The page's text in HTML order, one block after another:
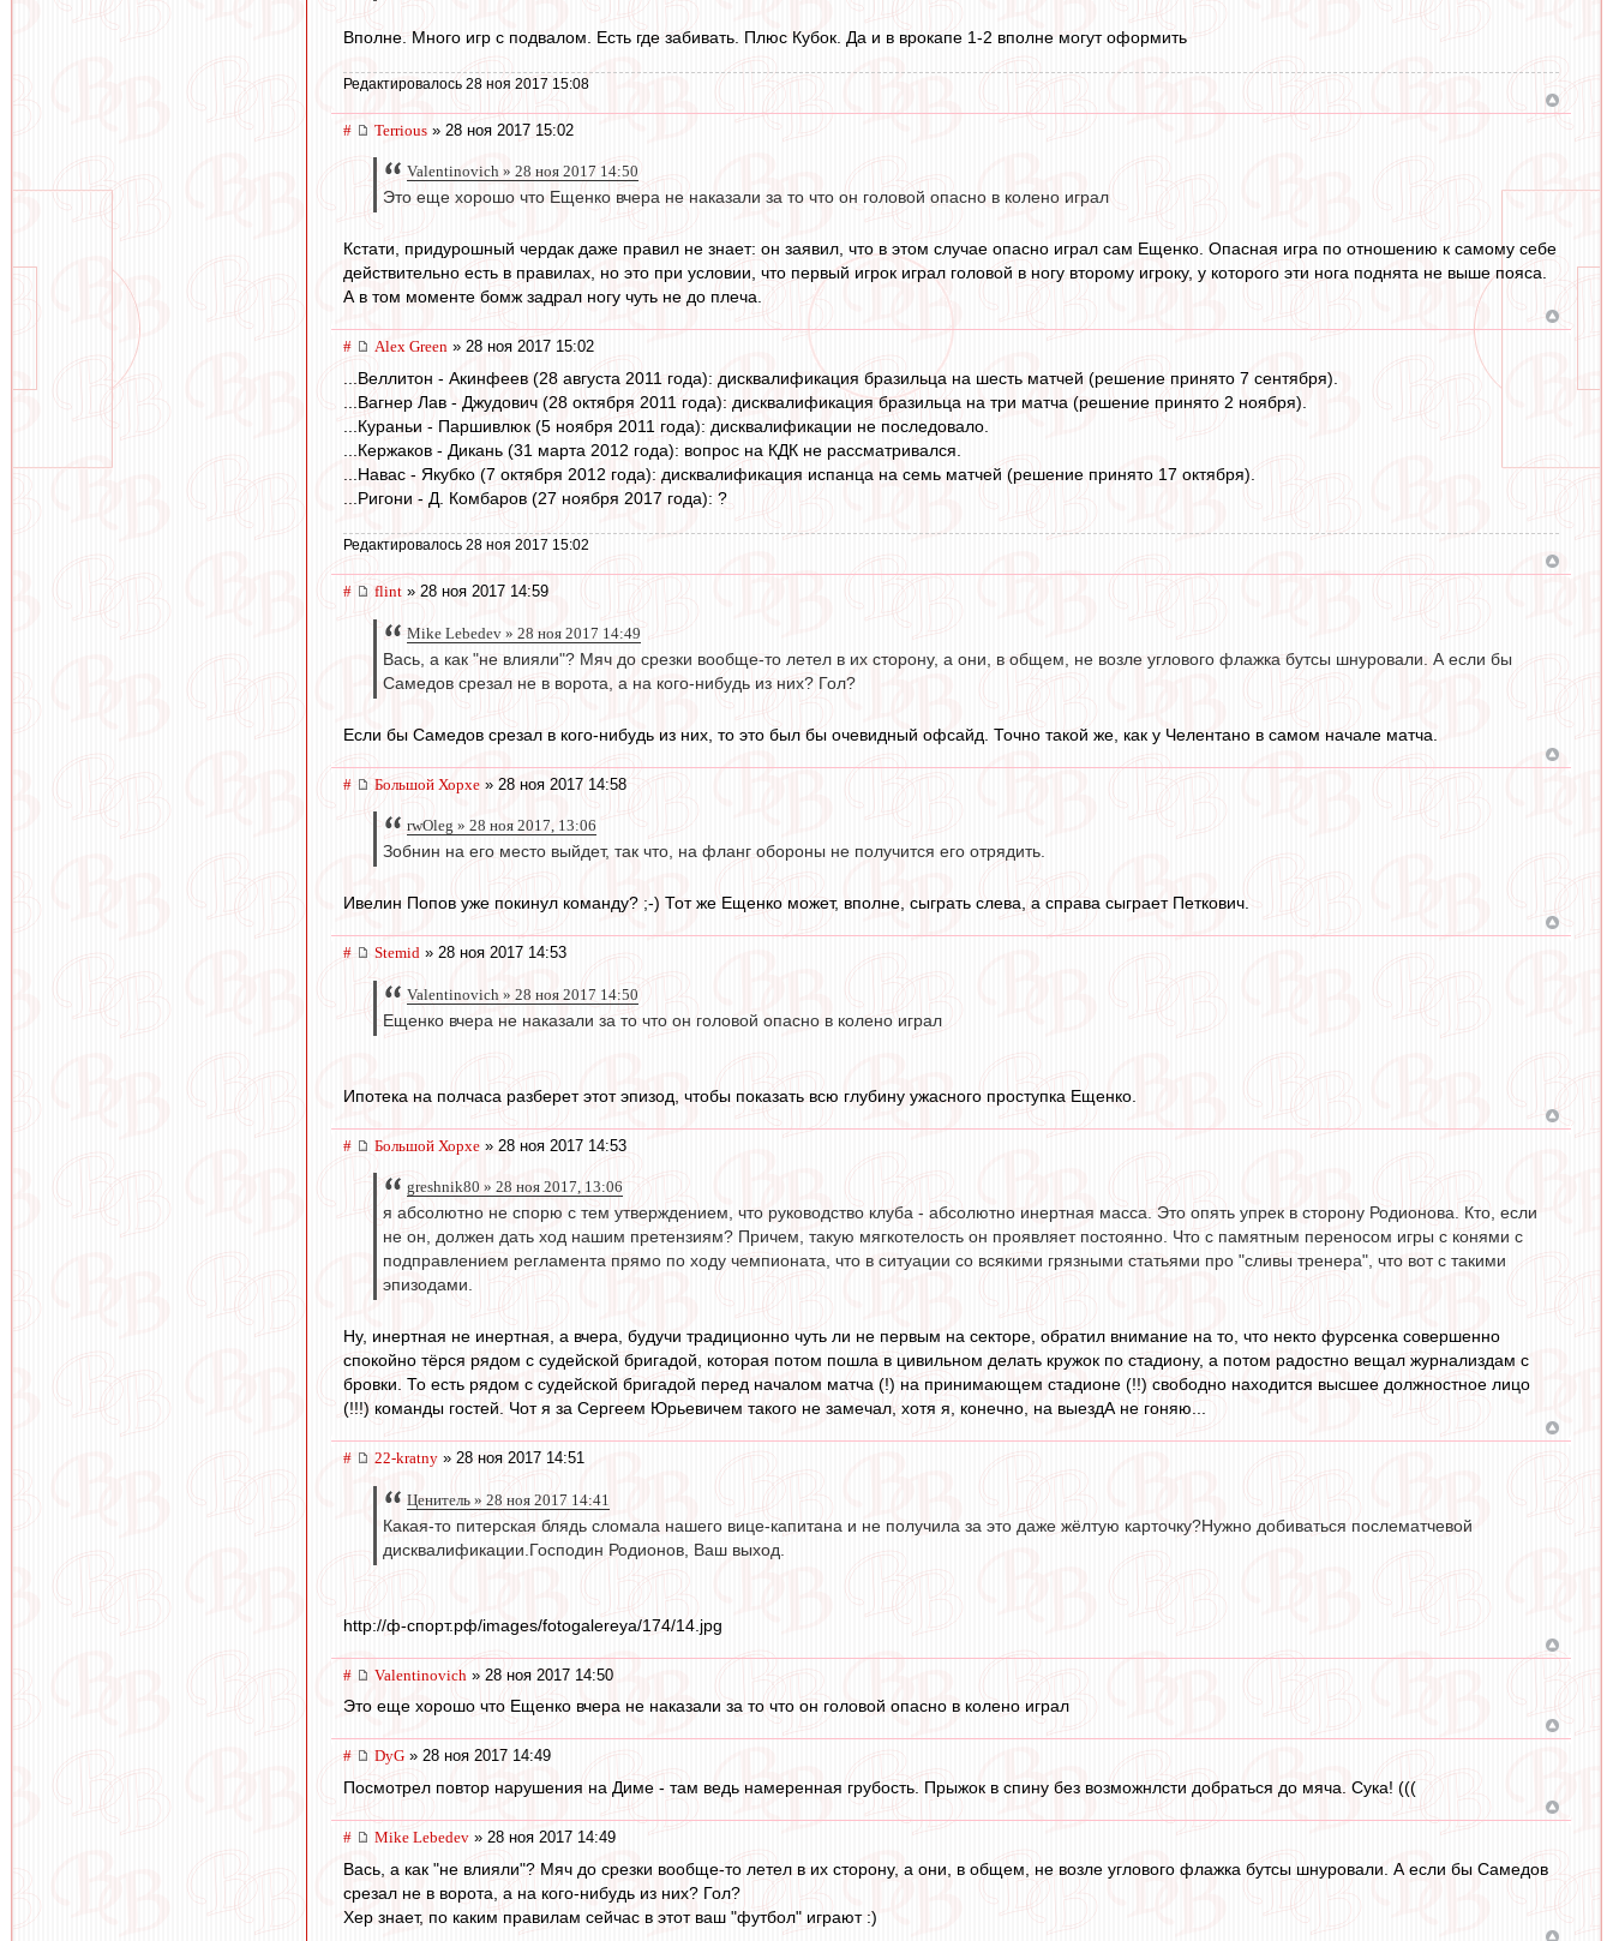
Вполне. Много игр с подвалом. Есть где забивать. Плюс Кубок. Да и в врокапе 1-2 вполне могут оформить
Редактировалось 28 ноя 2017 15:08
# Terrious » 28 ноя 2017 15:02
Valentinovich » 28 ноя 2017 14:50
Это еще хорошо что Ещенко вчера не наказали за то что он головой опасно в колено играл
Кстати, придурошный чердак даже правил не знает: он заявил, что в этом случае опасно играл сам Ещенко. Опасная игра по отношению к самому себе
действительно есть в правилах, но это при условии, что первый игрок играл головой в ногу второму игроку, у которого эти нога поднята не выше пояса.
А в том моменте бомж задрал ногу чуть не до плеча.
# Alex Green » 28 ноя 2017 15:02
...Веллитон - Акинфеев (28 августа 2011 года): дисквалификация бразильца на шесть матчей (решение принято 7 сентября).
...Вагнер Лав - Джудович (28 октября 2011 года): дисквалификация бразильца на три матча (решение принято 2 ноября).
...Кураньи - Паршивлюк (5 ноября 2011 года): дисквалификации не последовало.
...Кержаков - Дикань (31 марта 2012 года): вопрос на КДК не рассматривался.
...Навас - Якубко (7 октября 2012 года): дисквалификация испанца на семь матчей (решение принято 17 октября).
...Ригони - Д. Комбаров (27 ноября 2017 года): ?
Редактировалось 28 ноя 2017 15:02
# flint » 28 ноя 2017 14:59
Mike Lebedev » 28 ноя 2017 14:49
Вась, а как "не влияли"? Мяч до срезки вообще-то летел в их сторону, а они, в общем, не возле углового флажка бутсы шнуровали. А если бы
Самедов срезал не в ворота, а на кого-нибудь из них? Гол?
Если бы Самедов срезал в кого-нибудь из них, то это был бы очевидный офсайд. Точно такой же, как у Челентано в самом начале матча.
# Большой Хорхе » 28 ноя 2017 14:58
rwOleg » 28 ноя 2017, 13:06
Зобнин на его место выйдет, так что, на фланг обороны не получится его отрядить.
Ивелин Попов уже покинул команду? ;-) Тот же Ещенко может, вполне, сыграть слева, а справа сыграет Петкович.
# Stemid » 28 ноя 2017 14:53
Valentinovich » 28 ноя 2017 14:50
Ещенко вчера не наказали за то что он головой опасно в колено играл
Ипотека на полчаса разберет этот эпизод, чтобы показать всю глубину ужасного проступка Ещенко.
# Большой Хорхе » 28 ноя 2017 14:53
greshnik80 » 28 ноя 2017, 13:06
я абсолютно не спорю с тем утверждением, что руководство клуба - абсолютно инертная масса. Это опять упрек в сторону Родионова. Кто, если
не он, должен дать ход нашим претензиям? Причем, такую мягкотелость он проявляет постоянно. Что с памятным переносом игры с конями с
подправлением регламента прямо по ходу чемпионата, что в ситуации со всякими грязными статьями про "сливы тренера", что вот с такими
эпизодами.
Ну, инертная не инертная, а вчера, будучи традиционно чуть ли не первым на секторе, обратил внимание на то, что некто фурсенка совершенно
спокойно тёрся рядом с судейской бригадой, которая потом пошла в цивильном делать кружок по стадиону, а потом радостно вещал журнализдам с
бровки. То есть рядом с судейской бригадой перед началом матча (!) на принимающем стадионе (!!) свободно находится высшее должностное лицо
(!!!) команды гостей. Чот я за Сергеем Юрьевичем такого не замечал, хотя я, конечно, на выездА не гоняю...
# 22-kratny » 28 ноя 2017 14:51
Ценитель » 28 ноя 2017 14:41
Какая-то питерская блядь сломала нашего вице-капитана и не получила за это даже жёлтую карточку?Нужно добиваться послематчевой
дисквалификации.Господин Родионов, Ваш выход.
http://ф-спорт.рф/images/fotogalereya/174/14.jpg
# Valentinovich » 28 ноя 2017 14:50
Это еще хорошо что Ещенко вчера не наказали за то что он головой опасно в колено играл
# DyG » 28 ноя 2017 14:49
Посмотрел повтор нарушения на Диме - там ведь намеренная грубость. Прыжок в спину без возможнлсти добраться до мяча. Сука! (((
# Mike Lebedev » 28 ноя 2017 14:49
Вась, а как "не влияли"? Мяч до срезки вообще-то летел в их сторону, а они, в общем, не возле углового флажка бутсы шнуровали. А если бы Самедов
срезал не в ворота, а на кого-нибудь из них? Гол?
Хер знает, по каким правилам сейчас в этот ваш "футбол" играют :)